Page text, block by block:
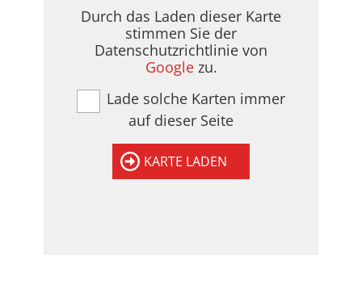
Durch das Laden dieser Karte
stimmen Sie der
Datenschutzrichtlinie von
Googlezu.
Lade solche Karten immer
auf dieser Seite
KARTE LADEN